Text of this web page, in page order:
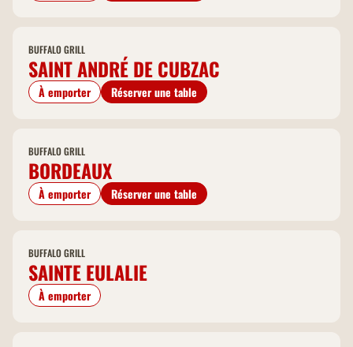
BUFFALO GRILL
SAINT ANDRÉ DE CUBZAC
À emporter Réserver une table
BUFFALO GRILL
BORDEAUX
À emporter Réserver une table
BUFFALO GRILL
SAINTE EULALIE
À emporter